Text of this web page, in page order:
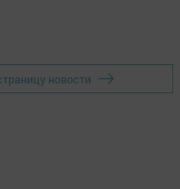
новости